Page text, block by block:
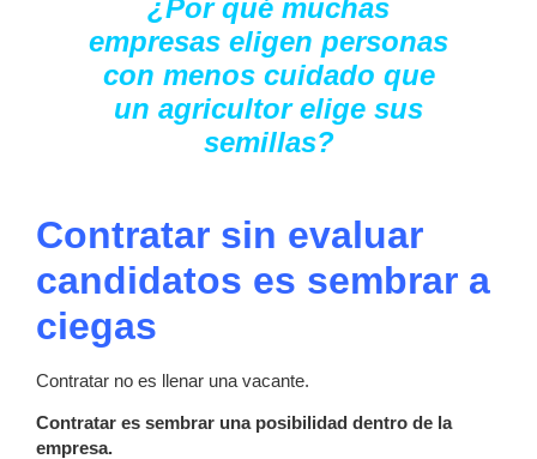
¿Por qué muchas
empresas eligen personas
con menos cuidado que
un agricultor elige sus
semillas?
Contratar sin evaluar
candidatos es sembrar a
ciegas
Contratar no es llenar una vacante.
Contratar es sembrar una posibilidad dentro de la
empresa.